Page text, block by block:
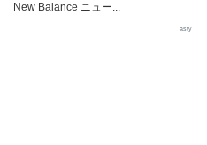
New Balance ニュー...
asty